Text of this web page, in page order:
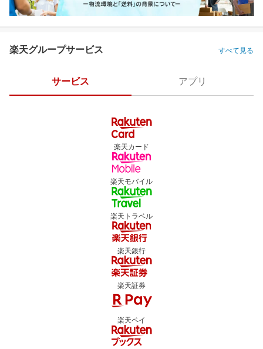
楽天グループサービス すべて見る
サービス アプリ
楽天カード
楽天モバイル
楽天トラベル
楽天銀行
楽天証券
楽天ペイ